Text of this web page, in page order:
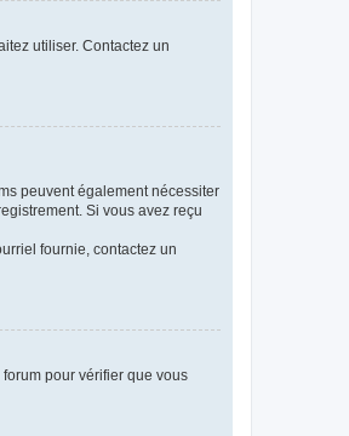
utiliser. Contactez un
peuvent également nécessiter
Si vous avez reçu
fournie, contactez un
pour vérifier que vous